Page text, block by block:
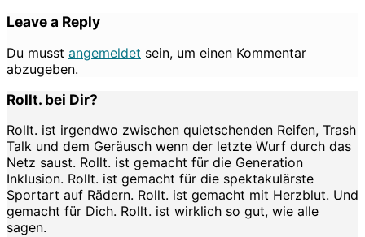
Leave a Reply
Du musst angemeldet sein, um einen Kommentar
abzugeben.
Rollt. bei Dir?
Rollt. ist irgendwo zwischen quietschenden Reifen, Trash
Talk und dem Geräusch wenn der letzte Wurf durch das
Netz saust. Rollt. ist gemacht für die Generation
Inklusion. Rollt. ist gemacht für die spektakulärste
Sportart auf Rädern. Rollt. ist gemacht mit Herzblut. Und
gemacht für Dich. Rollt. ist wirklich so gut, wie alle
sagen.